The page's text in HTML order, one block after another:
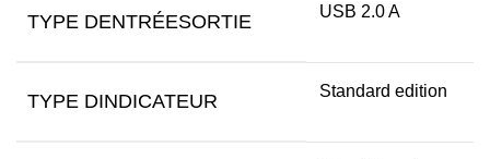
TYPE DENTRÉESORTIE USB 2.0 A
TYPE DINDICATEUR Standard edition